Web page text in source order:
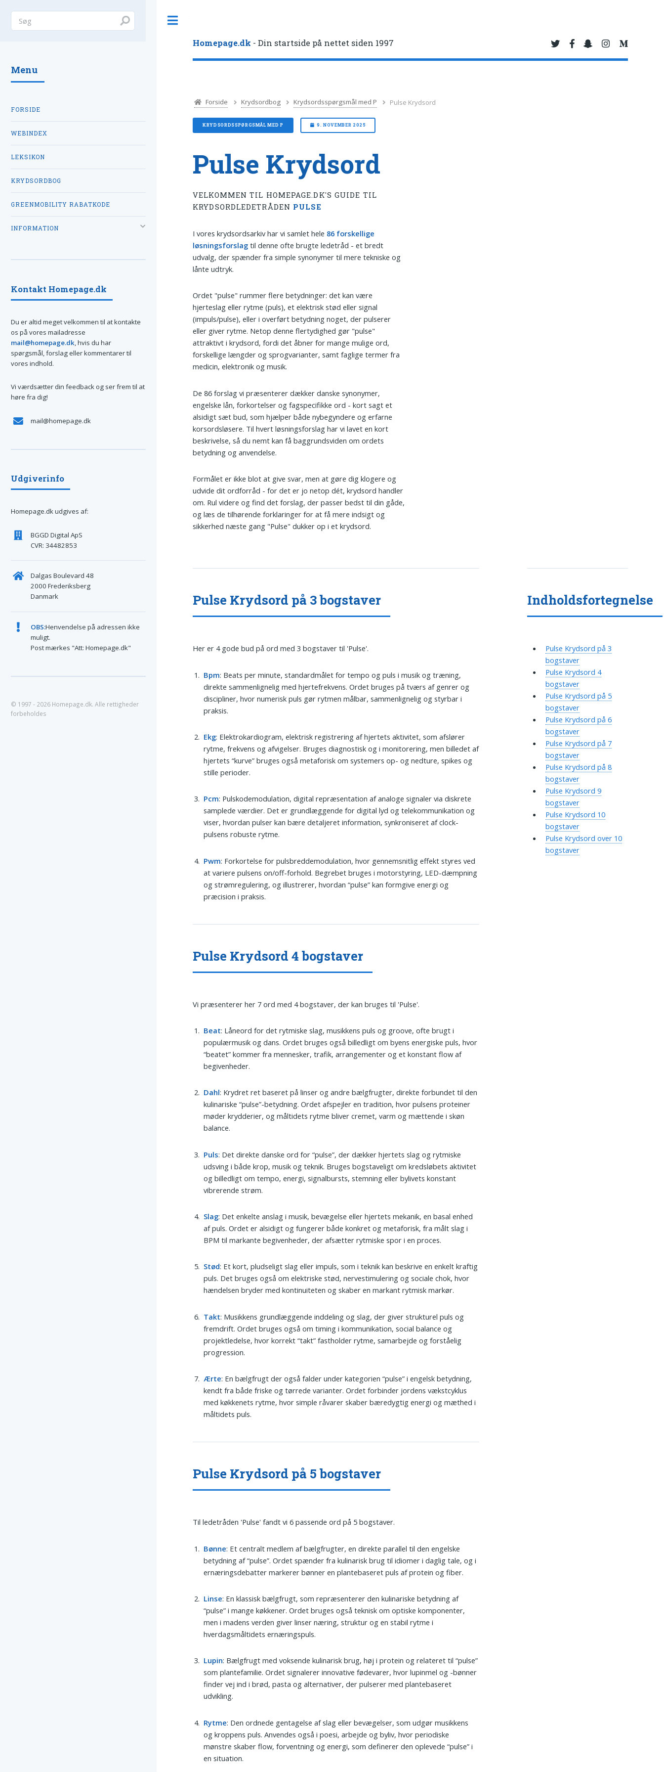
Homepage.dk - Din startside på nettet siden 1997
Forside Krydsordbog Krydsordsspørgsmål med P Pulse Krydsord
KRYDSORDSSPØRGSMÅL MED P 9. NOVEMBER 2025
Pulse Krydsord
VELKOMMEN TIL HOMEPAGE.DK'S GUIDE TIL
KRYDSORDLEDETRÅDEN PULSE
I vores krydsordsarkiv har vi samlet hele 86 forskellige
løsningsforslag til denne ofte brugte ledetråd - et bredt
udvalg, der spænder fra simple synonymer til mere tekniske og
lånte udtryk.
Ordet "pulse" rummer flere betydninger: det kan være
hjerteslag eller rytme (puls), et elektrisk stød eller signal
(impuls/pulse), eller i overført betydning noget, der pulserer
eller giver rytme. Netop denne flertydighed gør "pulse"
attraktivt i krydsord, fordi det åbner for mange mulige ord,
forskellige længder og sprogvarianter, samt faglige termer fra
medicin, elektronik og musik.
De 86 forslag vi præsenterer dækker danske synonymer,
engelske lån, forkortelser og fagspecifikke ord - kort sagt et
alsidigt sæt bud, som hjælper både nybegyndere og erfarne
korsordsløsere. Til hvert løsningsforslag har vi lavet en kort
beskrivelse, så du nemt kan få baggrundsviden om ordets
betydning og anvendelse.
Formålet er ikke blot at give svar, men at gøre dig klogere og
udvide dit ordforråd - for det er jo netop dét, krydsord handler
om. Rul videre og find det forslag, der passer bedst til din gåde,
og læs de tilhørende forklaringer for at få mere indsigt og
sikkerhed næste gang "Pulse" dukker op i et krydsord.
Pulse Krydsord på 3 bogstaver
Her er 4 gode bud på ord med 3 bogstaver til 'Pulse'.
Bpm: Beats per minute, standardmålet for tempo og puls i musik og træning,
direkte sammenlignelig med hjertefrekvens. Ordet bruges på tværs af genrer og
discipliner, hvor numerisk puls gør rytmen målbar, sammenlignelig og styrbar i
praksis.
Ekg: Elektrokardiogram, elektrisk registrering af hjertets aktivitet, som afslører
rytme, frekvens og afvigelser. Bruges diagnostisk og i monitorering, men billedet af
hjertets “kurve” bruges også metaforisk om systemers op- og nedture, spikes og
stille perioder.
Pcm: Pulskodemodulation, digital repræsentation af analoge signaler via diskrete
samplede værdier. Det er grundlæggende for digital lyd og telekommunikation og
viser, hvordan pulser kan bære detaljeret information, synkroniseret af clock-
pulsens robuste rytme.
Pwm: Forkortelse for pulsbreddemodulation, hvor gennemsnitlig effekt styres ved
at variere pulsens on/off-forhold. Begrebet bruges i motorstyring, LED-dæmpning
og strømregulering, og illustrerer, hvordan “pulse” kan formgive energi og
præcision i praksis.
Pulse Krydsord 4 bogstaver
Vi præsenterer her 7 ord med 4 bogstaver, der kan bruges til 'Pulse'.
Beat: Låneord for det rytmiske slag, musikkens puls og groove, ofte brugt i
populærmusik og dans. Ordet bruges også billedligt om byens energiske puls, hvor
“beatet” kommer fra mennesker, trafik, arrangementer og et konstant flow af
begivenheder.
Dahl: Krydret ret baseret på linser og andre bælgfrugter, direkte forbundet til den
kulinariske “pulse”-betydning. Ordet afspejler en tradition, hvor pulsens proteiner
møder krydderier, og måltidets rytme bliver cremet, varm og mættende i skøn
balance.
Puls: Det direkte danske ord for “pulse”, der dækker hjertets slag og rytmiske
udsving i både krop, musik og teknik. Bruges bogstaveligt om kredsløbets aktivitet
og billedligt om tempo, energi, signalbursts, stemning eller bylivets konstant
vibrerende strøm.
Slag: Det enkelte anslag i musik, bevægelse eller hjertets mekanik, en basal enhed
af puls. Ordet er alsidigt og fungerer både konkret og metaforisk, fra målt slag i
BPM til markante begivenheder, der afsætter rytmiske spor i en proces.
Stød: Et kort, pludseligt slag eller impuls, som i teknik kan beskrive en enkelt kraftig
puls. Det bruges også om elektriske stød, nervestimulering og sociale chok, hvor
hændelsen bryder med kontinuiteten og skaber en markant rytmisk markør.
Takt: Musikkens grundlæggende inddeling og slag, der giver strukturel puls og
fremdrift. Ordet bruges også om timing i kommunikation, social balance og
projektledelse, hvor korrekt “takt” fastholder rytme, samarbejde og forståelig
progression.
Ærte: En bælgfrugt der også falder under kategorien “pulse” i engelsk betydning,
kendt fra både friske og tørrede varianter. Ordet forbinder jordens vækstcyklus
med køkkenets rytme, hvor simple råvarer skaber bæredygtig energi og mæthed i
måltidets puls.
Pulse Krydsord på 5 bogstaver
Til ledetråden 'Pulse' fandt vi 6 passende ord på 5 bogstaver.
Bønne: Et centralt medlem af bælgfrugter, en direkte parallel til den engelske
betydning af “pulse”. Ordet spænder fra kulinarisk brug til idiomer i daglig tale, og i
ernæringsdebatter markerer bønner en plantebaseret puls af protein og fiber.
Linse: En klassisk bælgfrugt, som repræsenterer den kulinariske betydning af
“pulse” i mange køkkener. Ordet bruges også teknisk om optiske komponenter,
men i madens verden giver linser næring, struktur og en stabil rytme i
hverdagsmåltidets ernæringspuls.
Lupin: Bælgfrugt med voksende kulinarisk brug, høj i protein og relateret til “pulse”
som plantefamilie. Ordet signalerer innovative fødevarer, hvor lupinmel og -bønner
finder vej ind i brød, pasta og alternativer, der pulserer med plantebaseret
udvikling.
Rytme: Den ordnede gentagelse af slag eller bevægelser, som udgør musikkens
og kroppens puls. Anvendes også i poesi, arbejde og byliv, hvor periodiske
mønstre skaber flow, forventning og energi, som definerer den oplevede “pulse” i
en situation.
Indholdsfortegnelse
Pulse Krydsord på 3
bogstaver
Pulse Krydsord 4
bogstaver
Pulse Krydsord på 5
bogstaver
Pulse Krydsord på 6
bogstaver
Pulse Krydsord på 7
bogstaver
Pulse Krydsord på 8
bogstaver
Pulse Krydsord 9
bogstaver
Pulse Krydsord 10
bogstaver
Pulse Krydsord over 10
bogstaver
Menu
FORSIDE
WEBINDEX
LEKSIKON
KRYDSORDBOG
GREENMOBILITY RABATKODE
INFORMATION
Kontakt Homepage.dk
Du er altid meget velkommen til at kontakte
os på vores mailadresse
mail@homepage.dk, hvis du har
spørgsmål, forslag eller kommentarer til
vores indhold.
Vi værdsætter din feedback og ser frem til at
høre fra dig!
mail@homepage.dk
Udgiverinfo
Homepage.dk udgives af:
BGGD Digital ApS
CVR: 34482853
Dalgas Boulevard 48
2000 Frederiksberg
Danmark
OBS:Henvendelse på adressen ikke
muligt.
Post mærkes "Att: Homepage.dk"
© 1997 - 2026 Homepage.dk. Alle rettigheder
forbeholdes